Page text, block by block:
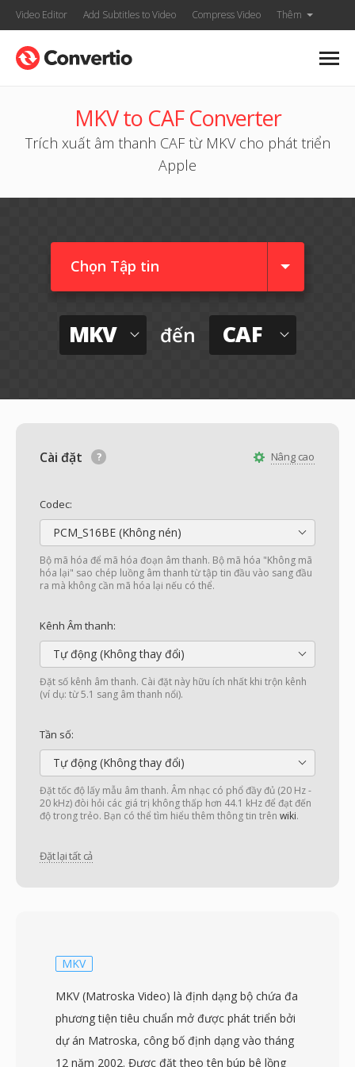
Video Editor Add Subtitles to Video Compress Video Thêm
MKV to CAF Converter
Trích xuất âm thanh CAF từ MKV cho phát triển
Apple
Chọn Tập tin
MKV đến CAF
Nâng cao
Cài đặt
Codec:
PCM_S16BE (Không nén)
Bộ mã hóa để mã hóa đoạn âm thanh. Bộ mã hóa "Không mã
hóa lại" sao chép luồng âm thanh từ tập tin đầu vào sang đầu
ra mà không cần mã hóa lại nếu có thể.
Kênh Âm thanh:
Tự động (Không thay đổi)
Đặt số kênh âm thanh. Cài đặt này hữu ích nhất khi trộn kênh
(ví dụ: từ 5.1 sang âm thanh nổi).
Tần số:
Tự động (Không thay đổi)
Đặt tốc độ lấy mẫu âm thanh. Âm nhạc có phổ đầy đủ (20 Hz -
20 kHz) đòi hỏi các giá trị không thấp hơn 44.1 kHz để đạt đến
độ trong trẻo. Bạn có thể tìm hiểu thêm thông tin trên wiki.
Đặt lại tất cả
MKV
MKV (Matroska Video) là định dạng bộ chứa đa
phương tiện tiêu chuẩn mở được phát triển bởi
dự án Matroska, công bố định dạng vào tháng
12 năm 2002. Được đặt theo tên búp bê lồng